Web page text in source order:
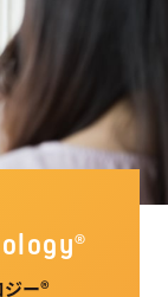
®
ー®